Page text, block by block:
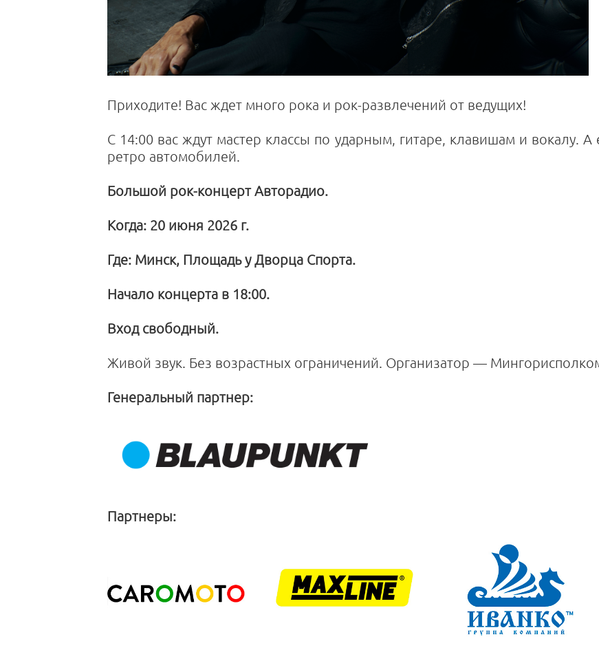
Приходите! Вас ждет много рока и рок-развлечений от ведущих!
С 14:00 вас ждут мастер классы по ударным, гитаре, клавишам и вокалу. А
ретро автомобилей.
Большой рок-концерт Авторадио.
Когда: 20 июня 2026 г.
Где: Минск, Площадь у Дворца Спорта.
Начало концерта в 18:00.
Вход свободный.
Живой звук. Без возрастных ограничений. Организатор —
Генеральный партнер:
Партнеры: